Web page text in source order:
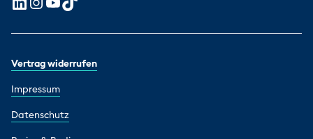
Vertrag widerrufen
Impressum
Datenschutz